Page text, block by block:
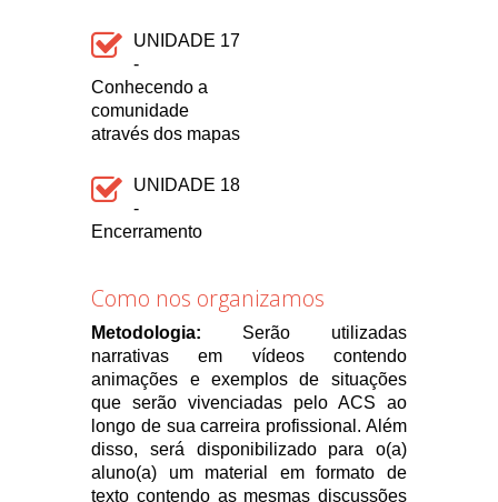
UNIDADE 17
-
Conhecendo a
comunidade
através dos mapas
UNIDADE 18
-
Encerramento
Como nos organizamos
Metodologia: Serão utilizadas
narrativas em vídeos contendo
animações e exemplos de situações
que serão vivenciadas pelo ACS ao
longo de sua carreira profissional. Além
disso, será disponibilizado para o(a)
aluno(a) um material em formato de
texto contendo as mesmas discussões